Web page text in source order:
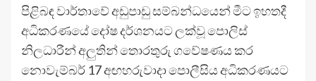
පිළිබඳ වාර්තාවේ අඩුපාඩු සම්බන්ධයෙන් මීට ඉහතදී
අධිකරණයේ දෝෂ දර්ශනයට ලක්වූ පොලිස්
නිලධාරීන් අලුතින් තොරතුරු ගවේෂණය කර
නොවැම්බර් 17 අඟහරුවාදා පොලීසිය අධිකරණයට